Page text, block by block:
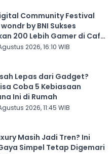
Community Festival
by BNI Sukses
200 Lebih Gamer di Cafe
Depok2026, 16:10 WIB
Lepas dari Gadget?
Coba 5 Kebiasaan
Ini di Rumah
2026, 11:45 WIB
Masih Jadi Tren? Ini
Simpel Tetap Digemari